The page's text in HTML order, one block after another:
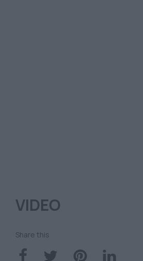
VIDEO
Share this